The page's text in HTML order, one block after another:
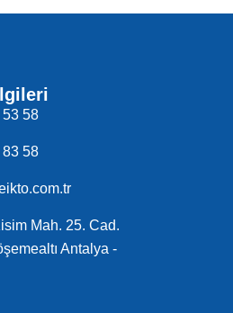
58
58
Mah. 25. Cad.
Antalya -